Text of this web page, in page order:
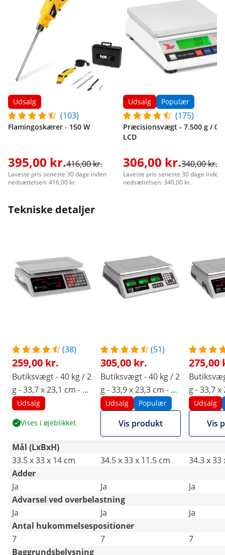
Udsalg
(103)
Flamingoskærer - 150 W
395,00 kr.416,00 kr.
Laveste pris seneste 30 dage inden
nedsættelsen: 416,00 kr.
Udsalg Populær
(175)
Præcisionsvægt - 7.500 g /
LCD
306,00 kr.340,00 kr.
Laveste pris seneste 30 dage inden
nedsættelsen: 340,00 kr.
Tekniske detaljer
(38)
259,00 kr.
Butiksvægt - 40 kg / 2
g - 33,7 x 23,1 cm - 6
LED
Udsalg
Vises i øjeblikket
(51)
305,00 kr.
Butiksvægt - 40 kg / 2
g - 33,9 x 23,3 cm - 6
LCD
Udsalg Populær
Vis produkt
275,00
g - 33,7 x
LED
Udsalg
Vis
Mål (LxBxH)
33.5 x 33 x 14 cm
34.5 x 33 x 11.5 cm
34.3 x 33
Adder
Ja
Ja
Ja
Advarsel ved overbelastning
Ja
Ja
Ja
Antal hukommelsespositioner
7
7
7
Baggrundsbelysning